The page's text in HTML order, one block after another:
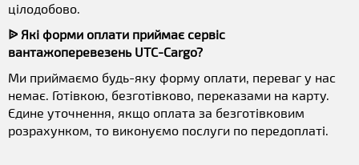
цілодобово.
ᐉ Які форми оплати приймає сервіс
вантажоперевезень UTC-Cargo?
Ми приймаємо будь-яку форму оплати, переваг у нас
немає. Готівкою, безготівково, переказами на карту.
Єдине уточнення, якщо оплата за безготівковим
розрахунком, то виконуємо послуги по передоплаті.